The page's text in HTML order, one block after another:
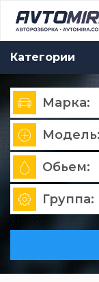
Категории
Марка:
Модель:
Обьем:
Группа: